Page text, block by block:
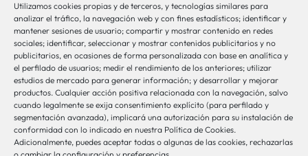
Utilizamos cookies propias y de terceros, y tecnologías similares para
analizar el tráfico, la navegación web y con fines estadísticos; identificar y
mantener sesiones de usuario; compartir y mostrar contenido en redes
sociales; identificar, seleccionar y mostrar contenidos publicitarios y no
publicitarios, en ocasiones de forma personalizada con base en analítica y
el perfilado de usuarios; medir el rendimiento de los anteriores; utilizar
estudios de mercado para generar información; y desarrollar y mejorar
productos. Cualquier acción positiva relacionada con la navegación, salvo
cuando legalmente se exija consentimiento explícito (para perfilado y
segmentación avanzada), implicará una autorización para su instalación de
conformidad con lo indicado en nuestra Política de Cookies.
Adicionalmente, puedes aceptar todas o algunas de las cookies, rechazarlas
bio-sistemak@bio-sistemak.eus
944 00 77 90
Otros Enlaces
Osakidetza